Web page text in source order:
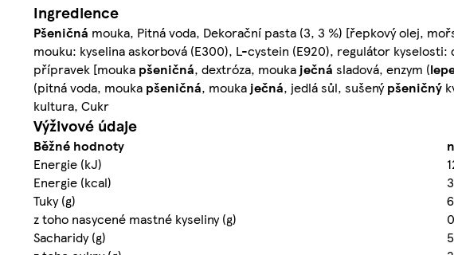
Ingredience
Pšeničná mouka, Pitná voda, Dekorační pasta (3, 3 %) [řepkový olej,
mouku: kyselina askorbová (E300), L-cystein (E920), regulátor
přípravek [mouka pšeničná, dextróza, mouka ječná sladová, enzym (
(pitná voda, mouka pšeničná, mouka ječná, jedlá sůl, sušenýpšeničný
kultura, Cukr
Výživové údaje
Běžné hodnoty
Energie (kJ)
Energie (kcal)
Tuky (g)
z toho nasycené mastné kyseliny (g)
Sacharidy (g)